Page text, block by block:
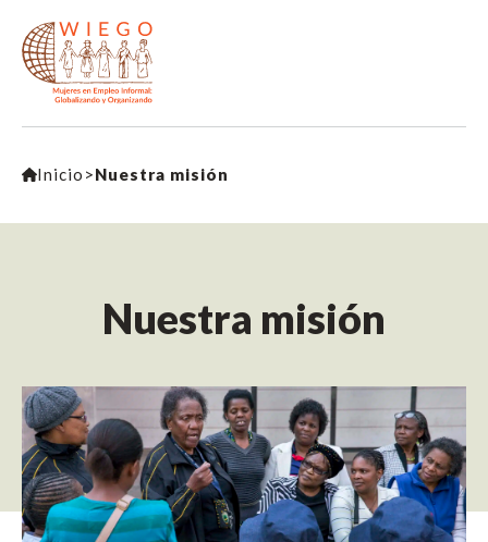
Inicio >Nuestra misión
Nuestra misión